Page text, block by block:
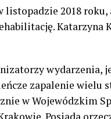
listopadzie 2018
Katarzyna
wydarzenia,
zapalenie wielu
w Wojewódzkim